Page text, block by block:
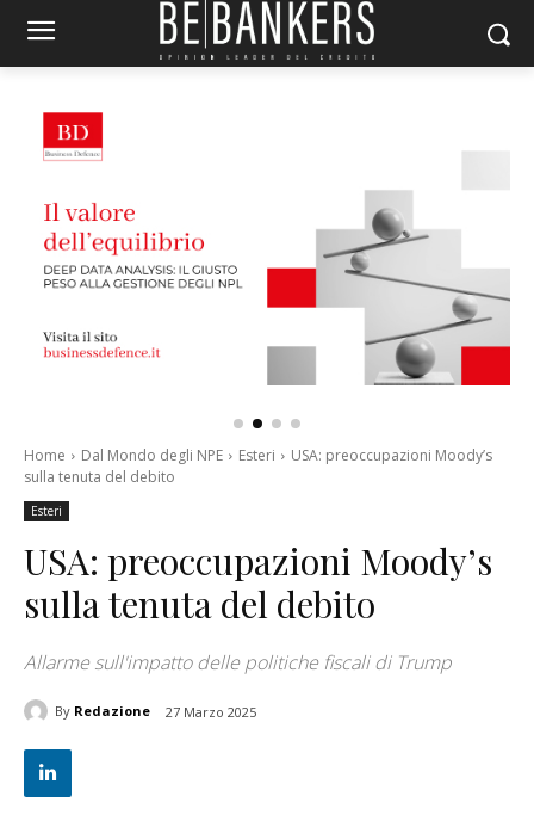
Home Dal Mondo degli NPE Esteri
USA: preoccupazioni Moody’s
sulla tenuta del debito
Esteri
USA: preoccupazioni Moody’s
sulla tenuta del debito
Allarme sull'impatto delle politiche fiscali di Trump
By Redazione 27 Marzo 2025